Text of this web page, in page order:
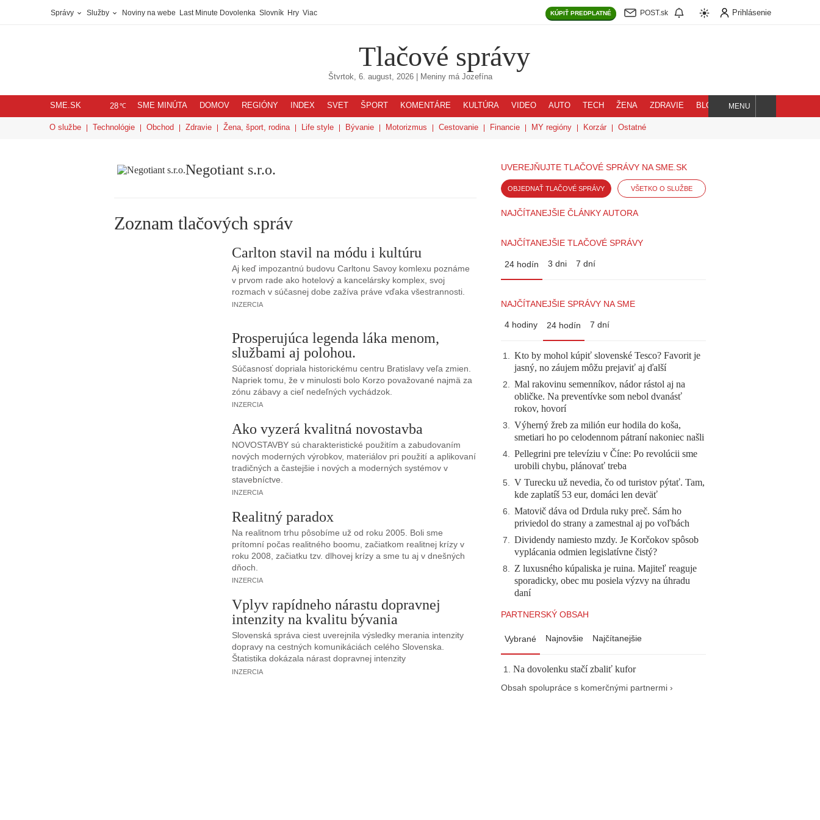
Správy Služby Noviny na webe Last Minute Dovolenka Slovník Hry Viac KÚPIŤ PREDPLATNÉ POST.sk Prihlásenie
Tlačové správy
Štvrtok, 6. august, 2026| Meniny má Jozefína
SME.SK 28℃ SME MINÚTA DOMOV REGIÓNY INDEX SVET ŠPORT KOMENTÁRE KULTÚRA VIDEO AUTO TECH ŽENA ZDRAVIE BLOG
Hľadaj
MENU
O službe Technológie Obchod Zdravie Žena, šport, rodina Life style Bývanie Motorizmus Cestovanie Financie MY regióny Korzár Ostatné
Negotiant s.r.o.
Zoznam tlačových správ
Carlton stavil na módu i kultúru
Aj keď impozantnú budovu Carltonu Savoy komlexu poznáme
v prvom rade ako hotelový a kancelársky komplex, svoj
rozmach v súčasnej dobe zažíva práve vďaka všestrannosti.
INZERCIA
Prosperujúca legenda láka menom,
službami aj polohou.
Súčasnosť dopriala historickému centru Bratislavy veľa zmien.
Napriek tomu, že v minulosti bolo Korzo považované najmä za
zónu zábavy a cieľ nedeľných vychádzok.
INZERCIA
Ako vyzerá kvalitná novostavba
NOVOSTAVBY sú charakteristické použitím a zabudovaním
nových moderných výrobkov, materiálov pri použití a aplikovaní
tradičných a častejšie i nových a moderných systémov v
stavebníctve.
INZERCIA
Realitný paradox
Na realitnom trhu pôsobíme už od roku 2005. Boli sme
prítomní počas realitného boomu, začiatkom realitnej krízy v
roku 2008, začiatku tzv. dlhovej krízy a sme tu aj v dnešných
dňoch.
INZERCIA
Vplyv rapídneho nárastu dopravnej
intenzity na kvalitu bývania
Slovenská správa ciest uverejnila výsledky merania intenzity
dopravy na cestných komunikáciách celého Slovenska.
Štatistika dokázala nárast dopravnej intenzity
INZERCIA
UVEREJŇUJTE TLAČOVÉ SPRÁVY NA SME.SK
OBJEDNAŤ TLAČOVÉ SPRÁVY VŠETKO O SLUŽBE
NAJČÍTANEJŠIE ČLÁNKY AUTORA
NAJČÍTANEJŠIE TLAČOVÉ SPRÁVY
24 hodín 3 dni 7 dní
NAJČÍTANEJŠIE SPRÁVY NA SME
4 hodiny 24 hodín 7 dní
1. Kto by mohol kúpiť slovenské Tesco? Favorit je
jasný, no záujem môžu prejaviť aj ďalší
2. Mal rakovinu semenníkov, nádor rástol aj na
obličke. Na preventívke som nebol dvanásť
rokov, hovorí
3. Výherný žreb za milión eur hodila do koša,
smetiari ho po celodennom pátraní nakoniec našli
4. Pellegrini pre televíziu v Číne: Po revolúcii sme
urobili chybu, plánovať treba
5. V Turecku už nevedia, čo od turistov pýtať. Tam,
kde zaplatíš 53 eur, domáci len deväť
6. Matovič dáva od Drdula ruky preč. Sám ho
priviedol do strany a zamestnal aj po voľbách
7. Dividendy namiesto mzdy. Je Korčokov spôsob
vyplácania odmien legislatívne čistý?
8. Z luxusného kúpaliska je ruina. Majiteľ reaguje
sporadicky, obec mu posiela výzvy na úhradu
daní
PARTNERSKÝ OBSAH
Vybrané Najnovšie Najčítanejšie
Na dovolenku stačí zbaliť kufor
Obsah spolupráce s komerčnými partnermi ›